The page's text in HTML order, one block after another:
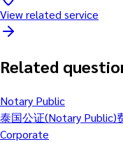
View related service
Related
Notary Public
泰国公证(Notary Public)
Corporate